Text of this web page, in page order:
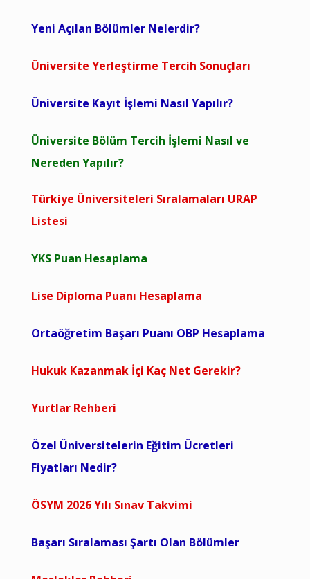
Yeni Açılan Bölümler Nelerdir?
Üniversite Yerleştirme Tercih Sonuçları
Üniversite Kayıt İşlemi Nasıl Yapılır?
Üniversite Bölüm Tercih İşlemi Nasıl ve
Nereden Yapılır?
Türkiye Üniversiteleri Sıralamaları URAP
Listesi
YKS Puan Hesaplama
Lise Diploma Puanı Hesaplama
Ortaöğretim Başarı Puanı OBP Hesaplama
Hukuk Kazanmak İçi Kaç Net Gerekir?
Yurtlar Rehberi
Özel Üniversitelerin Eğitim Ücretleri
Fiyatları Nedir?
ÖSYM 2026 Yılı Sınav Takvimi
Başarı Sıralaması Şartı Olan Bölümler